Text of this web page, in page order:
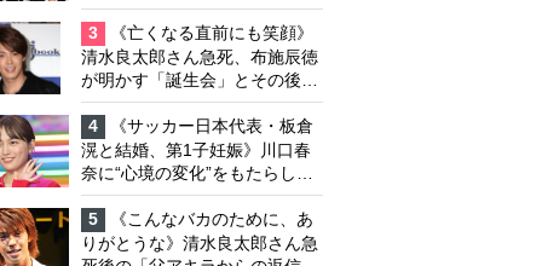
演、本格的な活動再開に向かっ
ていたが…周囲が懸念していた
「不安定なところ」
3
《亡くなる直前にも笑顔》
清水良太郎さん急死、布施辰徳
が明かす「誕生会」とその後の
メッセージ
4
《サッカー日本代表・板倉
滉と結婚、第1子妊娠》川口春
奈に“心境の変化”をもたらした
主演映画『ママせか』 身を削
って「がんに蝕まれる母」を演
じた壮絶な撮影現場
5
《こんなバカのために、あ
りがとうな》清水良太郎さん急